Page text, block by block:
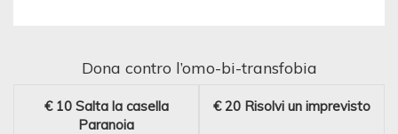
Dona contro l’omo-bi-transfobia
€ 10 Salta la casella
Paranoia
€ 20 Risolvi un imprevisto